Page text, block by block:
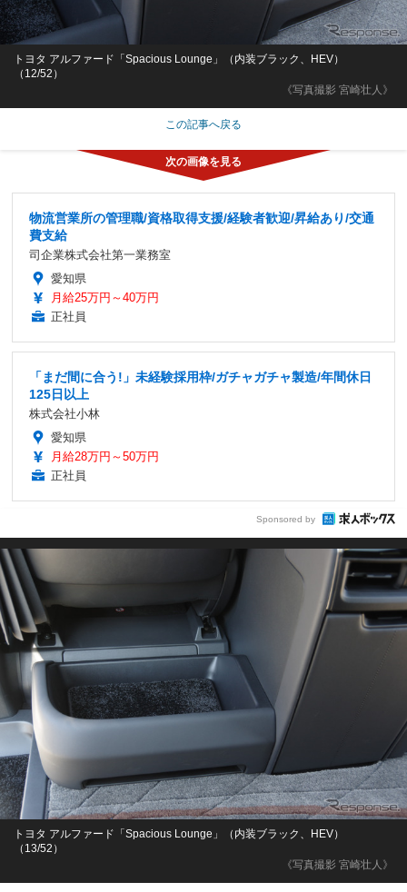
《写真撮影 宮崎壮人》
トヨタ アルファード「Spacious Lounge」（内装ブラック、HEV）
（12/52）
この記事へ戻る
物流営業所の管理職/資格取得支援/経験者歓迎/昇給あり/交通
費支給
司企業株式会社第一業務室
愛知県
月給25万円～40万円
正社員
「まだ間に合う!」未経験採用枠/ガチャガチャ製造/年間休日
125日以上
株式会社小林
愛知県
月給28万円～50万円
正社員
Sponsored by
《写真撮影 宮崎壮人》
トヨタ アルファード「Spacious Lounge」（内装ブラック、HEV）
（13/52）